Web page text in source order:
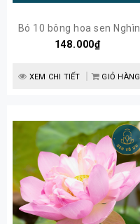
Bó 10 bông hoa sen Nghìn
Cánh (sen S1000) | Sen Vô
148.000₫
XEM CHI TIẾT GIỎ HÀNG